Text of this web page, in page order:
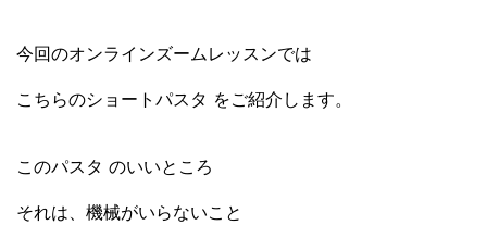
今回のオンラインズームレッスンでは
こちらのショートパスタ をご紹介します。
このパスタ のいいところ
それは、機械がいらないこと